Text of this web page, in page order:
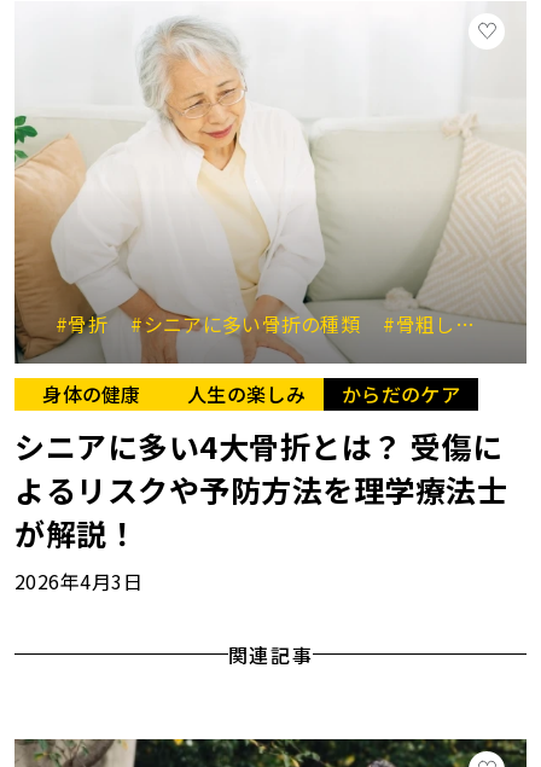
#骨折 #シニアに多い骨折の種類 #骨粗しょう症
身体の健康 人生の楽しみ からだのケア
シニアに多い4大骨折とは？ 受傷に
よるリスクや予防方法を理学療法士
が解説！
2026年4月3日
関連記事